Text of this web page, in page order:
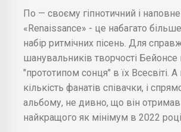
По — своєму гіпнотичний і
«Renaissance» - це набагато
набір ритмічних пісень. Для
шанувальників творчості Бейонсе
"прототипом сонця" в їх Всесвіті.
кількість фанатів співачки, і
альбому, не дивно, що він отримав
найкращого як мінімум в 2022 році.